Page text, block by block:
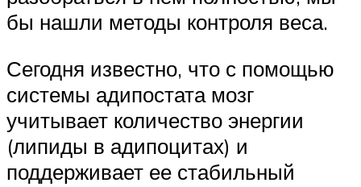
бы нашли методы контроля веса.
Сегодня известно, что с помощью
системы адипостата мозг
учитывает количество энергии
(липиды в адипоцитах) и
поддерживает ее стабильный